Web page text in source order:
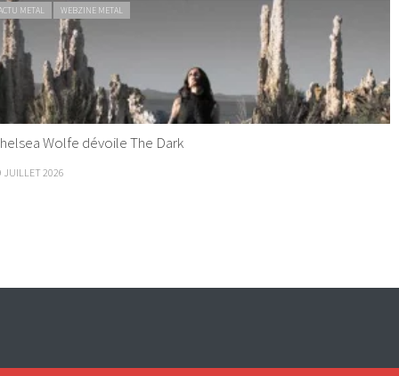
METAL WEBZINE METAL
Wolfe dévoile The Dark
JUILLET 2026